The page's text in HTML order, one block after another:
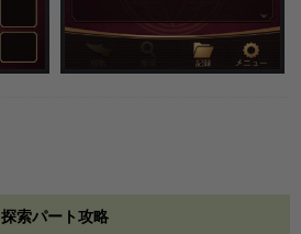
探索パート攻略